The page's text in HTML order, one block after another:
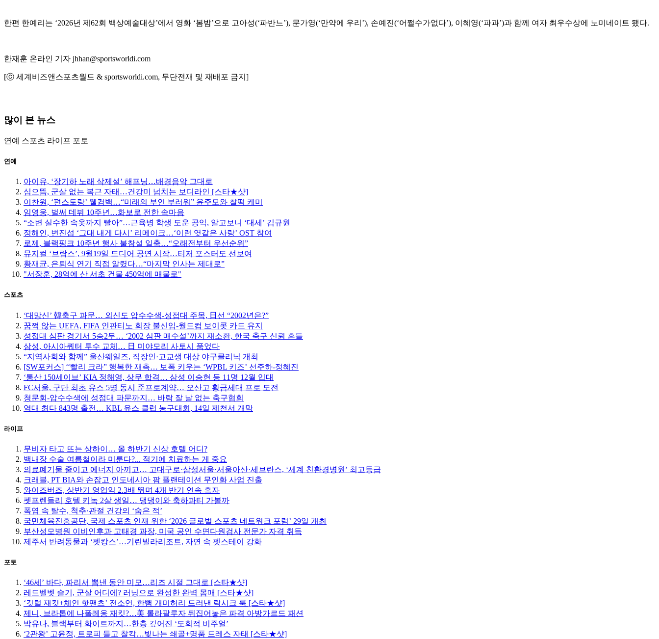
한편 한예리는 ‘2026년 제62회 백상예술대상’에서 영화 ‘봄밤’으로 고아성(‘파반느’), 문가영(‘만약에 우리’), 손예진(‘어쩔수가없다’), 이혜영(‘파과’)과 함께 여자 최우수상에 노미네이트 됐다.
한재훈 온라인 기자 jhhan@sportsworldi.com
[ⓒ 세계비즈앤스포츠월드 & sportsworldi.com, 무단전재 및 재배포 금지]
많이 본 뉴스
연예 스포츠 라이프 포토
연예
아이유, ‘장기하 노래 삭제설’ 해프닝…배경음악 그대로
심으뜸, 군살 없는 복근 자태…건강미 넘치는 보디라인 [스타★샷]
이찬원, ‘편스토랑’ 웰컴백…“미래의 부인 부러워” 윤주모와 찰떡 케미
임영웅, 벌써 데뷔 10주년…화보로 전한 속마음
“소변 실수한 속옷까지 빨아”…근육병 학생 도운 공익, 알고보니 ‘대세’ 김규원
정해인, 변진섭 ‘그대 내게 다시’ 리메이크…‘이런 엿같은 사랑’ OST 참여
로제, 블랙핑크 10주년 행사 불참설 일축…“오래전부터 우선순위”
뮤지컬 ‘브람스’, 9월19일 드디어 공연 시작…티저 포스터도 선보여
황재균, 은퇴식 연기 직접 알렸다…“마지막 인사는 제대로”
"서장훈, 28억에 산 서초 건물 450억에 매물로"
스포츠
‘대망신’ 韓축구 파문… 외신도 압수수색-성접대 주목, 日선 “2002년은?”
꿈쩍 않는 UEFA, FIFA 인판티노 회장 불신임-월드컵 보이콧 카드 유지
성접대 심판 경기서 5승2무… ‘2002 심판 매수설’까지 재소환, 한국 축구 신뢰 흔들
삼성, 아시아쿼터 투수 교체… 日 미야모리 사토시 품었다
“지역사회와 함께” 울산웨일즈, 직장인·고교생 대상 야구클리닉 개최
[SW포커스] ‘‘빨리 크라” 행복한 재촉… 보폭 키우는 ‘WPBL 키즈’ 선주하-정혜진
‘통산 150세이브’ KIA 정해영, 상무 합격… 삼성 이승현 등 11명 12월 입대
FC서울, 구단 최초 유스 5명 동시 준프로계약… 오산고 황금세대 프로 도전
청문회-압수수색에 성접대 파문까지… 바람 잘 날 없는 축구협회
역대 최다 843명 출전… KBL 유스 클럽 농구대회, 14일 제천서 개막
라이프
무비자 타고 뜨는 상하이… 올 하반기 신상 호텔 어디?
백내장 수술 여름철이라 미룬다?... 적기에 치료하는 게 중요
의료폐기물 줄이고 에너지 아끼고… 고대구로·삼성서울·서울아산·세브란스, ‘세계 친환경병원’ 최고등급
크래블, PT BIA와 손잡고 인도네시아 팜 플랜테이션 무인화 사업 진출
와이즈버즈, 상반기 영업익 2.3배 뛰며 4개 반기 연속 흑자
펫프렌들리 호텔 키녹 2살 생일… 댕댕이와 축하파티 가볼까
폭염 속 탈수, 척추·관절 건강의 ‘숨은 적’
국민체육진흥공단, 국제 스포츠 인재 위한 ‘2026 글로벌 스포츠 네트워크 포럼’ 29일 개최
부산성모병원 이비인후과 고태경 과장, 미국 공인 수면다원검사 전문가 자격 취득
제주서 반려동물과 ‘펫캉스’…기린빌라리조트, 자연 속 펫스테이 강화
포토
‘46세’ 바다, 파리서 뽐낸 동안 미모…리즈 시절 그대로 [스타★샷]
레드벨벳 슬기, 군살 어디에? 러닝으로 완성한 완벽 몸매 [스타★샷]
‘깃털 재킷+체인 핫팬츠’ 전소연, 한뼘 개미허리 드러낸 락시크 룩 [스타★샷]
제니, 브라톱에 나폴레옹 재킷?…美 롤라팔루자 뒤집어놓은 파격 아방가르드 패션
박유나, 블랙부터 화이트까지…한층 깊어진 ‘도회적 비주얼’
‘2관왕’ 고윤정, 트로피 들고 찰칵…빛나는 쇄골+명품 드레스 자태 [스타★샷]